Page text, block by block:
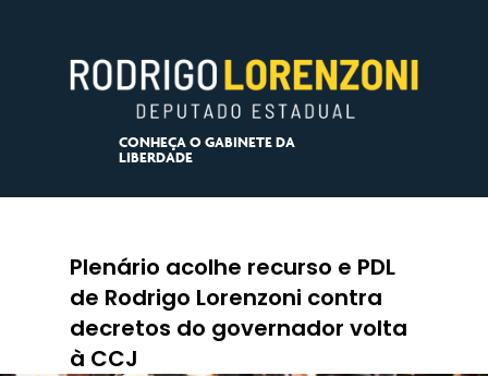
CONHEÇA O GABINETE DA
LIBERDADE
Plenário acolhe recurso e PDL
de Rodrigo Lorenzoni contra
decretos do governador volta
à CCJ